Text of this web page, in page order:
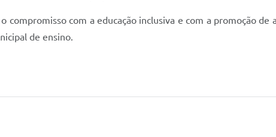
com a educação inclusiva e com a promoção de
de ensino.